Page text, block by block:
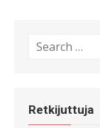
Search
Retkijuttuja